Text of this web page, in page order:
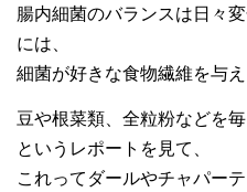
腸内細菌のバランスは日々
には、
細菌が好きな食物繊維を与え
豆や根菜類、全粒粉などを
というレポートを見て、
これってダールやチャパー